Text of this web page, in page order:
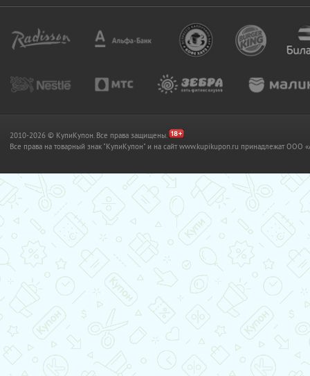
2010-2026 © КупиКупон. Все права защищены.
Все права на товарный знак "КупиКупон" и на сайт www.kupikupon.ru принадлежат